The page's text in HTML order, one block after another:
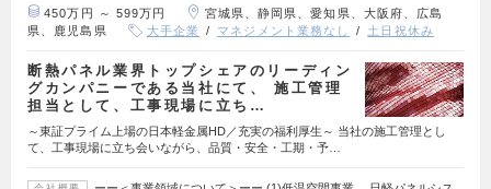
450万円 ～ 599万円
宮城県、静岡県、愛知県、大阪府、広島
県、鹿児島県
大手企業 マネジメント業務なし 土日祝休み
断熱パネル業界トップシェアのリーディン
グカンパニーである当社にて、 施工管理
担当として、工事現場に立ち…
～東証プライム上場の日本軽金属HD／充実の福利厚生～ 当社の施工管理とし
て、工事現場に立ち会いながら、品質・安全・工期・予…